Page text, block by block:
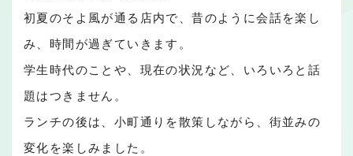
初夏のそよ風が通る店内で、昔のように会話を楽し
み、時間が過ぎていきます。
学生時代のことや、現在の状況など、いろいろと話
題はつきません。
ランチの後は、小町通りを散策しながら、街並みの
変化を楽しみました。